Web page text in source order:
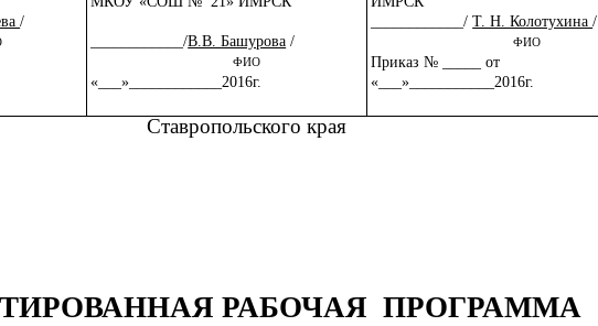
/
____________/В.В. Башурова /
ФИО
«___»____________2016г.
____________/ Т. Н. Колотухина/
ФИО
Приказ № _____ от
«___»___________2016г.
Ставропольского края
РАБОЧАЯ ПРОГРАММА